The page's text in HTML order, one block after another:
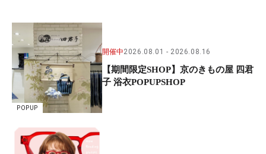
POPUP
開催中2026.08.01 2026.08.16
【期間限定SHOP】京のきもの屋 四君
子 浴衣POPUPSHOP